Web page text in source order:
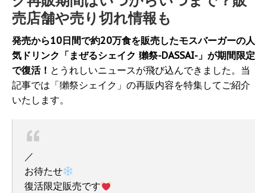
売店舗や売り切れ情報も
発売から10日間で約20万食を販売したモスバーガーの人
気ドリンク「まぜるシェイク 獺祭-DASSAI-」が期間限定
で復活！ とうれしいニュースが飛び込んできました。当
記事では「獺祭シェイク」の再販内容を特集してご紹介
いたします。
／
お待たせ
復活限定販売です